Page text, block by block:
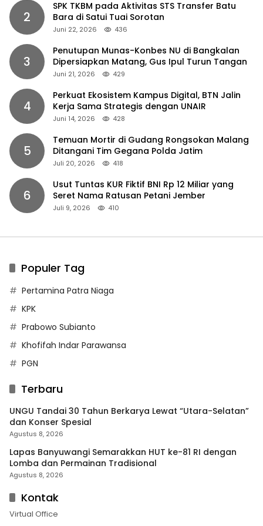
2
SPK TKBM pada Aktivitas STS Transfer Batu
Bara di Satui Tuai Sorotan
Juni 22, 2026 436
3
Penutupan Munas-Konbes NU di Bangkalan
Dipersiapkan Matang, Gus Ipul Turun Tangan
Juni 21, 2026 429
4
Perkuat Ekosistem Kampus Digital, BTN Jalin
Kerja Sama Strategis dengan UNAIR
Juni 14, 2026 428
5
Temuan Mortir di Gudang Rongsokan Malang
Ditangani Tim Gegana Polda Jatim
Juli 20, 2026 418
6
Usut Tuntas KUR Fiktif BNI Rp 12 Miliar yang
Seret Nama Ratusan Petani Jember
Juli 9, 2026 410
Populer Tag
Pertamina Patra Niaga
KPK
Prabowo Subianto
Khofifah Indar Parawansa
PGN
Terbaru
UNGU Tandai 30 Tahun Berkarya Lewat “Utara-Selatan”
dan Konser Spesial
Agustus 8, 2026
Lapas Banyuwangi Semarakkan HUT ke-81 RI dengan
Lomba dan Permainan Tradisional
Agustus 8, 2026
Kontak
Virtual Office